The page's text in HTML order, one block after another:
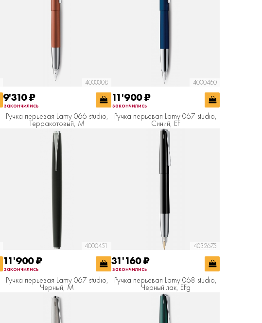
4033308
9'310₽
закончились
Ручка перьевая Lamy 066 studio,
Терракотовый, M
4000460
11'900₽
закончились
Ручка перьевая Lamy 067 studio,
Синий, EF
4000451
11'900₽
закончились
Ручка перьевая Lamy 067 studio,
Черный, M
4032675
31'160₽
закончились
Ручка перьевая Lamy 068 studio,
Черный лак, EFg